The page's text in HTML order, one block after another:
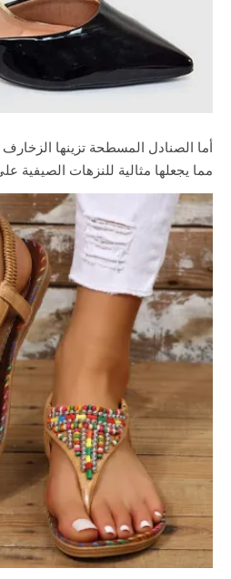
أما الصنادل المسطحة تزينها الزخارف
مما يجعلها مثالية للنزهات الصيفية